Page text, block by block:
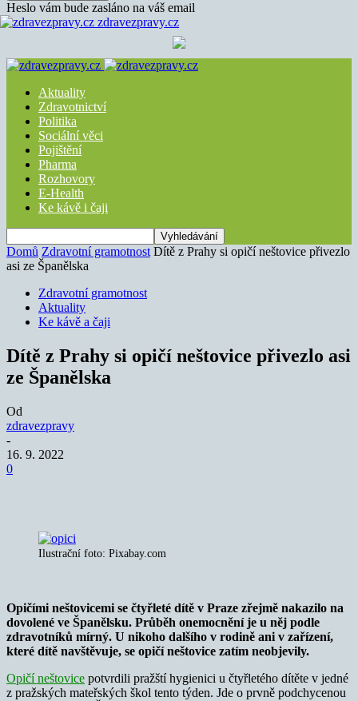
Heslo vám bude zasláno na váš email
zdravezpravy.cz
Aktuality
Zdravotnictví
Politika
Sociální věci
Pojištění
Pharma
Rozhovory
E-Health
Ke kávě i čaji
Domů Zdravotní gramotnost Dítě z Prahy si opičí neštovice přivezlo
asi ze Španělska
Zdravotní gramotnost
Aktuality
Ke kávě a čaji
Dítě z Prahy si opičí neštovice přivezlo asi
ze Španělska
Od
zdravezpravy
-
16. 9. 2022
0
Ilustrační foto: Pixabay.com
Opičími neštovicemi se čtyřleté dítě v Praze zřejmě nakazilo na
dovolené ve Španělsku. Průběh onemocnění je u něj podle
zdravotníků mírný. U nikoho dalšího v rodině ani v zařízení,
které dítě navštěvuje, se opičí neštovice zatím neobjevily.
Opičí neštovice potvrdili pražští hygienici u čtyřletého dítěte v jedné
z pražských mateřských škol tento týden. Jde o prvně podchycenou